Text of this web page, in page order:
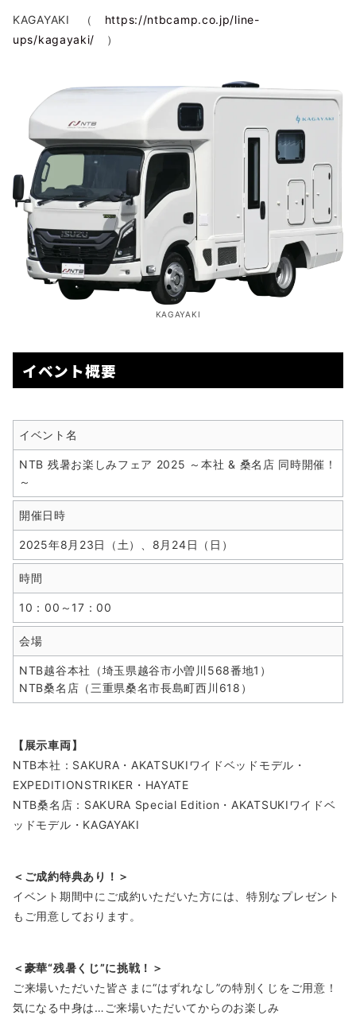
KAGAYAKI （ https://ntbcamp.co.jp/line-
ups/kagayaki/ ）
KAGAYAKI
イベント概要
イベント名
NTB 残暑お楽しみフェア 2025 ～本社 & 桑名店 同時開催！
～
開催日時
2025年8月23日（土）、8月24日（日）
時間
10：00～17：00
会場
NTB越谷本社（埼玉県越谷市小曽川568番地1）
NTB桑名店（三重県桑名市長島町西川618）
【展示車両】
NTB本社：SAKURA・AKATSUKIワイドベッドモデル・
EXPEDITIONSTRIKER・HAYATE
NTB桑名店：SAKURA Special Edition・AKATSUKIワイドベ
ッドモデル・KAGAYAKI
＜ご成約特典あり！＞
イベント期間中にご成約いただいた方には、特別なプレゼント
もご用意しております。
＜豪華“残暑くじ”に挑戦！＞
ご来場いただいた皆さまに“はずれなし”の特別くじをご用意！
気になる中身は…ご来場いただいてからのお楽しみ